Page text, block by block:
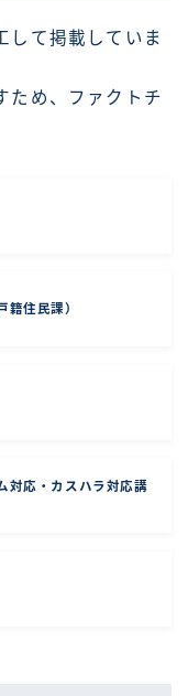
て掲載していま
ため、ファクトチ
籍住民課）
対応・カスハラ対応講